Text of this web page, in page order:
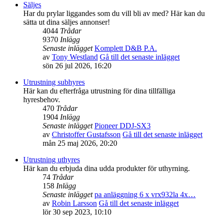
Säljes
Har du prylar liggandes som du vill bli av med? Här kan du
sätta ut dina säljes annonser!
4044 Trådar
9370 Inlägg
Senaste inlägget Komplett D&B P.A.
av Tony Westland Gå till det senaste inlägget
sön 26 jul 2026, 16:20
Utrustning subhyres
Här kan du efterfråga utrustning för dina tillfälliga
hyresbehov.
470 Trådar
1904 Inlägg
Senaste inlägget Pioneer DDJ-SX3
av Christoffer Gustafsson Gå till det senaste inlägget
mån 25 maj 2026, 20:20
Utrustning uthyres
Här kan du erbjuda dina udda produkter för uthyrning.
74 Trådar
158 Inlägg
Senaste inlägget pa anläggning 6 x vrx932la 4x…
av Robin Larsson Gå till det senaste inlägget
lör 30 sep 2023, 10:10